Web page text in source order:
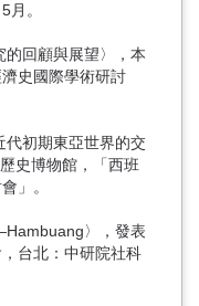
月。
回顧與展望〉，本
史國際學術研討
代初期東亞世界的交
史博物館，「西班
」。
〉，發表
台北：中研院社科